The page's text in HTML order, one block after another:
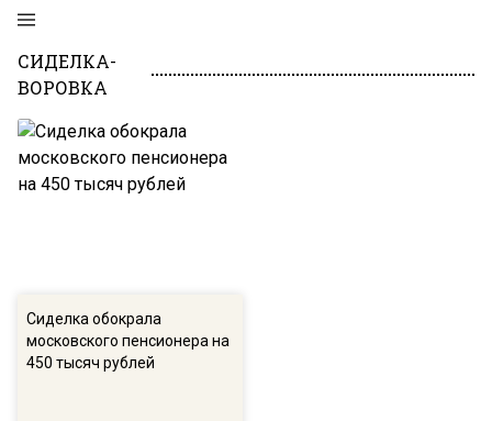
СИДЕЛКА-
ВОРОВКА
Сиделка обокрала
московского пенсионера на
450 тысяч рублей